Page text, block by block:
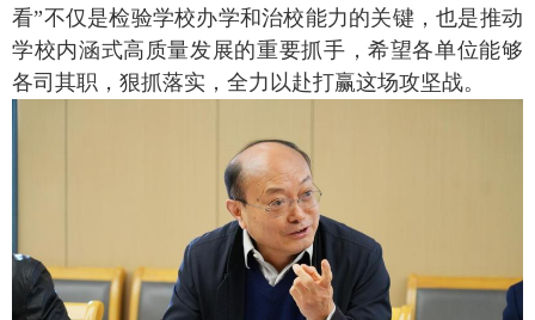
看”不仅是检验学校办学和治校能力的关键，也是推动
学校内涵式高质量发展的重要抓手，希望各单位能够
各司其职，狠抓落实，全力以赴打赢这场攻坚战。